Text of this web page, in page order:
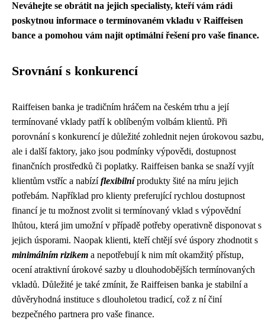
Neváhejte se obrátit na jejich specialisty, kteří vám rádi
poskytnou informace o termínovaném vkladu v Raiffeisen
bance a pomohou vám najít optimální řešení pro vaše finance.
Srovnání s konkurencí
Raiffeisen banka je tradičním hráčem na českém trhu a její
termínované vklady patří k oblíbeným volbám klientů. Při
porovnání s konkurencí je důležité zohlednit nejen úrokovou sazbu,
ale i další faktory, jako jsou podmínky výpovědi, dostupnost
finančních prostředků či poplatky. Raiffeisen banka se snaží vyjít
klientům vstříc a nabízíflexibilníprodukty šité na míru jejich
potřebám. Například pro klienty preferující rychlou dostupnost
financí je tu možnost zvolit si termínovaný vklad s výpovědní
lhůtou, která jim umožní v případě potřeby operativně disponovat s
jejich úsporami. Naopak klienti, kteří chtějí své úspory zhodnotit s
minimálním rizikem a nepotřebují k nim mít okamžitý přístup,
ocení atraktivní úrokové sazby u dlouhodobějších termínovaných
vkladů. Důležité je také zmínit, že Raiffeisen banka je stabilní a
důvěryhodná instituce s dlouholetou tradicí, což z ní činí
bezpečného partnera pro vaše finance.